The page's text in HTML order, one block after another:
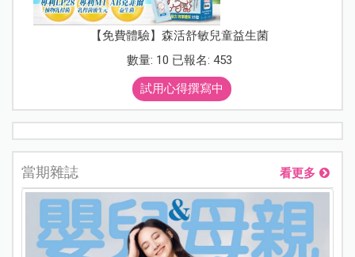
【免費體驗】森活舒敏兒童益生菌
數量: 10 已報名: 453
試用心得撰寫中
當期雜誌 看更多